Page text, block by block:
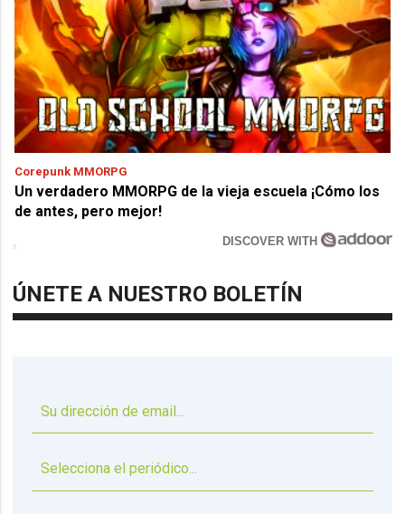
Corepunk MMORPG
Un verdadero MMORPG de la vieja escuela ¡Cómo los
de antes, pero mejor!
DISCOVER WITH
ÚNETE A NUESTRO BOLETÍN